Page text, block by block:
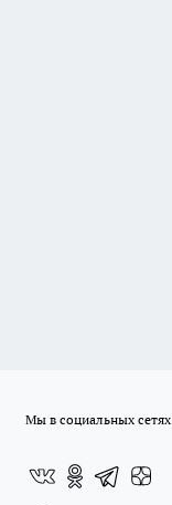
Мы в социальных сетях